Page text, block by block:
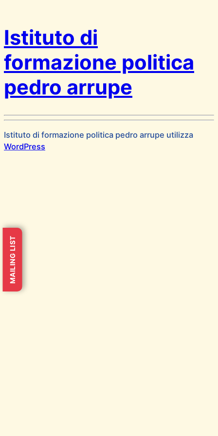
Istituto di
formazione politica
pedro arrupe
Istituto di formazione politica pedro arrupe utilizza
WordPress
MAILING LIST